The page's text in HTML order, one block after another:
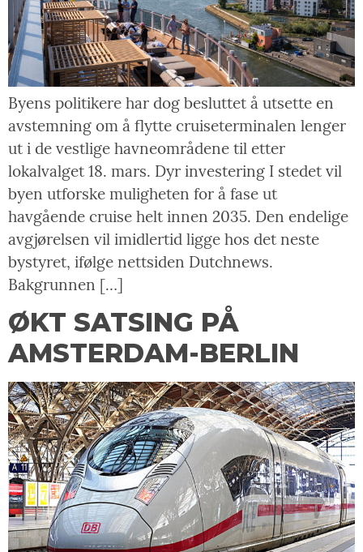
Byens politikere har dog besluttet å utsette en
avstemning om å flytte cruiseterminalen lenger
ut i de vestlige havneområdene til etter
lokalvalget 18. mars. Dyr investering I stedet vil
byen utforske muligheten for å fase ut
havgående cruise helt innen 2035. Den endelige
avgjørelsen vil imidlertid ligge hos det neste
bystyret, ifølge nettsiden Dutchnews.
Bakgrunnen […]
ØKT SATSING PÅ
AMSTERDAM-BERLIN